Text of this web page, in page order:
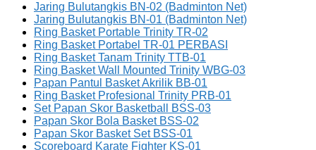
Jaring Bulutangkis BN-02 (Badminton Net)
Jaring Bulutangkis BN-01 (Badminton Net)
Ring Basket Portable Trinity TR-02
Ring Basket Portabel TR-01 PERBASI
Ring Basket Tanam Trinity TTB-01
Ring Basket Wall Mounted Trinity WBG-03
Papan Pantul Basket Akrilik BB-01
Ring Basket Profesional Trinity PRB-01
Set Papan Skor Basketball BSS-03
Papan Skor Bola Basket BSS-02
Papan Skor Basket Set BSS-01
Scoreboard Karate Fighter KS-01